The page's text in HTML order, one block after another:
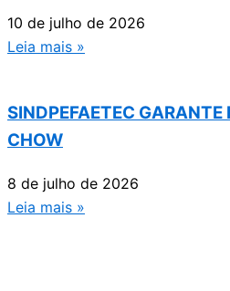
10 de julho de 2026
Leia mais »
SINDPEFAETEC
CHOW
8 de julho de 2026
Leia mais »